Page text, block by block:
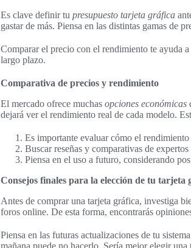
Es clave definir tu presupuesto tarjeta gráfica
gastar de más. Piensa en las distintas gamas de
Comparar el precio con el rendimiento te ayuda
largo plazo.
Comparativa de precios y rendimiento
El mercado ofrece muchas opciones económicas
dejará ver el rendimiento real de cada modelo.
Es importante evaluar cómo el
Buscar reseñas y comparativas de
Piensa en el uso a futuro, considerando
Consejos finales para la elección de tu tarjeta
Antes de comprar una tarjeta gráfica, investiga
foros online. De esta forma, encontrarás
Piensa en las futuras actualizaciones de tu
mañana puede no hacerlo. Sería mejor elegir